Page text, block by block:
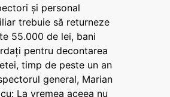
și personal
trebuie să returneze
55.000 de lei, bani
pentru decontarea
timp de peste un an
general, Marian
La vremea aceea nu